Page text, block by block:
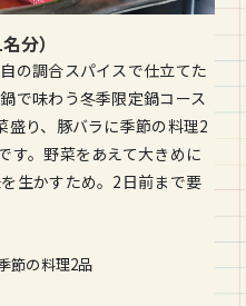
分）
の調合スパイスで仕立てた
で味わう冬季限定鍋コース
盛り、豚バラに季節の料理2
す。野菜をあえて大きめに
生かすため。2日前まで要
節の料理2品